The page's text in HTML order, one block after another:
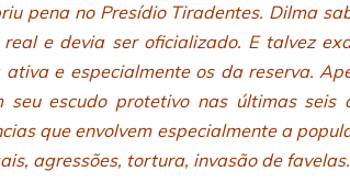
pena no Presídio Tiradentes. Dilma
e devia ser oficializado. E talvez
e especialmente os da reserva.
escudo protetivo nas últimas seis
que envolvem especialmente a
agressões, tortura, invasão de favelas.